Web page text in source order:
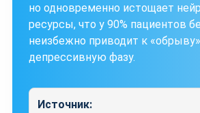
но одновременно истощает
ресурсы, что у 90% пациентов
неизбежно приводит к
депрессивную фазу.
Источник: